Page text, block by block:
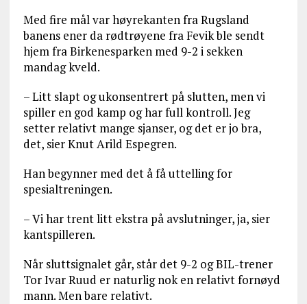
Med fire mål var høyrekanten fra Rugsland
banens ener da rødtrøyene fra Fevik ble sendt
hjem fra Birkenesparken med 9-2 i sekken
mandag kveld.
– Litt slapt og ukonsentrert på slutten, men vi
spiller en god kamp og har full kontroll. Jeg
setter relativt mange sjanser, og det er jo bra,
det, sier Knut Arild Espegren.
Han begynner med det å få uttelling for
spesialtreningen.
– Vi har trent litt ekstra på avslutninger, ja, sier
kantspilleren.
Når sluttsignalet går, står det 9-2 og BIL-trener
Tor Ivar Ruud er naturlig nok en relativt fornøyd
mann. Men bare relativt.